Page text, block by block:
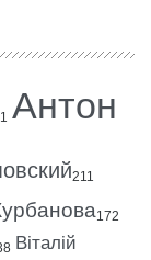
Антон
211
172
Віталій